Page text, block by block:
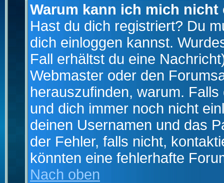
Warum kann ich mich nicht
Hast du dich registriert? Du
dich einloggen kannst.
Fall erhältst du eine
Webmaster oder den
herauszufinden, warum.
und dich immer noch nicht
deinen Usernamen und das
der Fehler, falls nicht,
könnten eine fehlerhafte
Nach oben